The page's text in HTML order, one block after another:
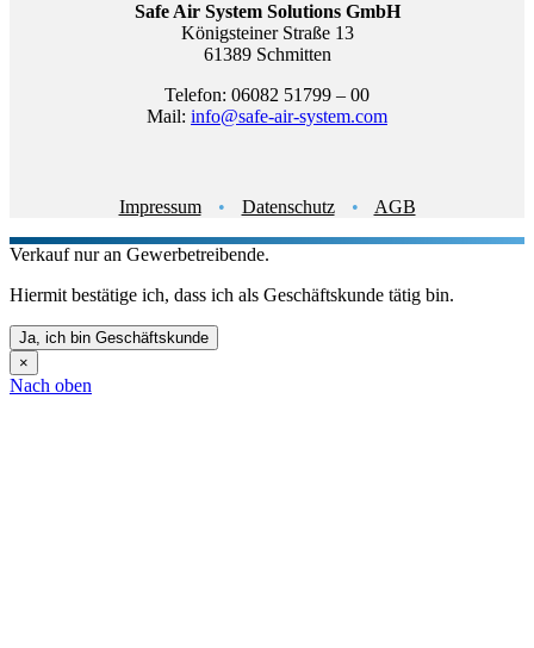
Safe Air System Solutions GmbH
Königsteiner Straße 13
61389 Schmitten
Telefon: 06082 51799 – 00
Mail: info@safe-air-system.com
Impressum • Datenschutz • AGB
Verkauf nur an Gewerbetreibende.
Hiermit bestätige ich, dass ich als Geschäftskunde tätig bin.
Ja, ich bin Geschäftskunde
×
Nach oben